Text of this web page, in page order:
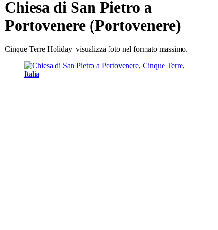
Chiesa di San Pietro a
Portovenere (Portovenere)
Cinque Terre Holiday: visualizza foto nel formato massimo.